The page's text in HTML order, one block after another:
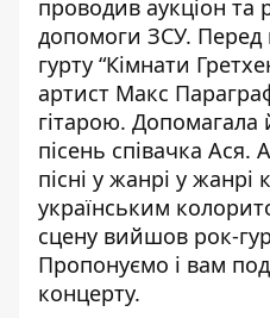
проводив аукціон та
допомоги ЗСУ. Перед
гурту “Кімнати
артист Макс
гітарою. Допомагала
пісень співачка Ася.
пісні у жанрі у жанрі
українським
сцену вийшов рок-
Пропонуємо і вам
концерту.